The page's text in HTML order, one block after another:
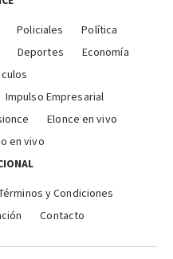
Policiales
Política
Deportes
Economía
Impulso Empresarial
Elonce en vivo
en vivo
y Condiciones
Contacto